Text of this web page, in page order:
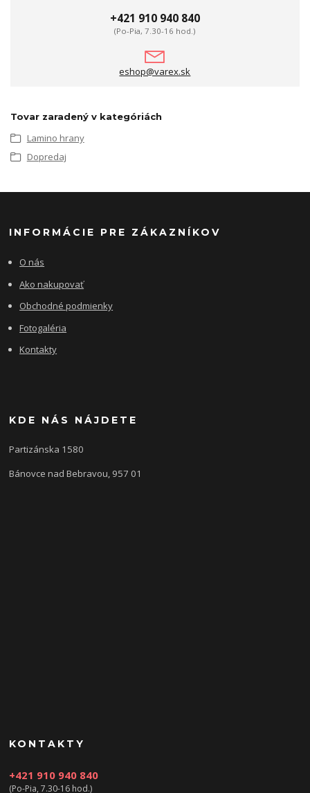
+421 910 940 840
(Po-Pia, 7.30-16 hod.)
eshop@varex.sk
Tovar zaradený v kategóriách
Lamino hrany
Dopredaj
INFORMÁCIE PRE ZÁKAZNÍKOV
O nás
Ako nakupovať
Obchodné podmienky
Fotogaléria
Kontakty
KDE NÁS NÁJDETE
Partizánska 1580
Bánovce nad Bebravou, 957 01
KONTAKTY
+421 910 940 840
(Po-Pia, 7.30-16 hod.)